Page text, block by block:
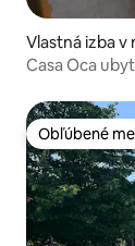
Vlastná izba v
Casa Oca
Obľúbené
Obľúbené